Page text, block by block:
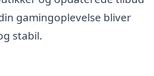
gamingoplevelse bliver
stabil.